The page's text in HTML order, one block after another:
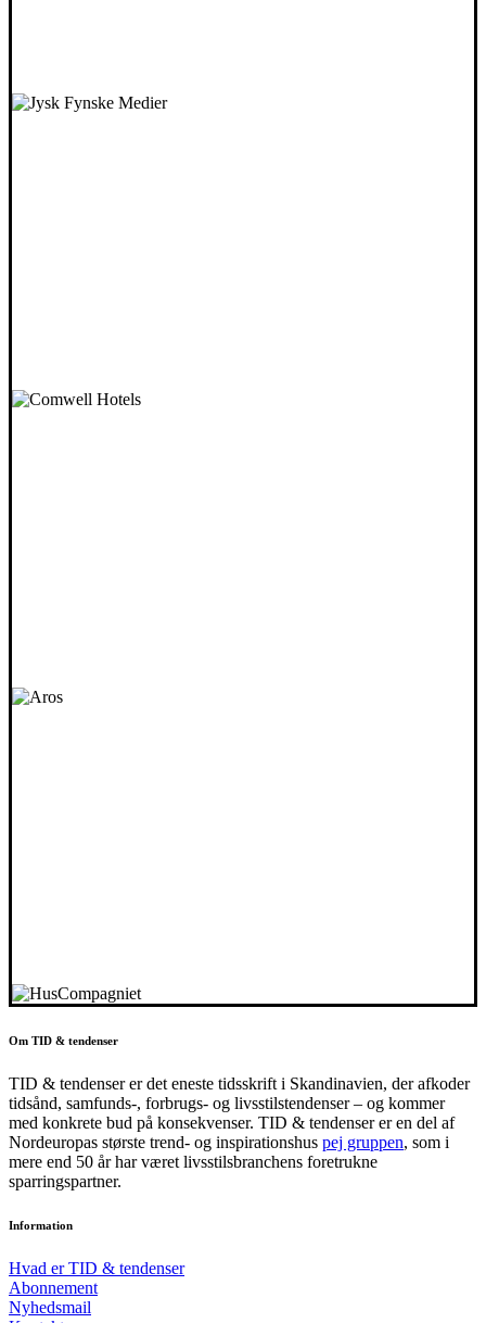
Om TID & tendenser
TID & tendenser er det eneste tidsskrift i Skandinavien, der afkoder
tidsånd, samfunds-, forbrugs- og livsstilstendenser – og kommer
med konkrete bud på konsekvenser. TID & tendenser er en del af
Nordeuropas største trend- og inspirationshus pej gruppen, som i
mere end 50 år har været livsstilsbranchens foretrukne
sparringspartner.
Information
Hvad er TID & tendenser
Abonnement
Nyhedsmail